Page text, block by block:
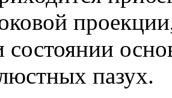
состоянии
пазух.